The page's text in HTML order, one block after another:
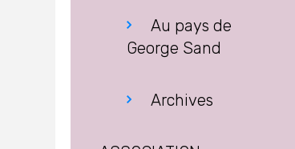
Au pays de
George Sand
Archives